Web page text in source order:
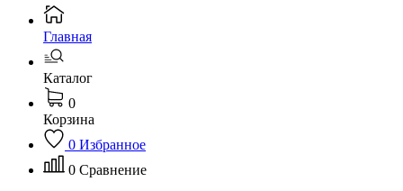
Главная
Каталог
0
Корзина
0 Избранное
0 Сравнение